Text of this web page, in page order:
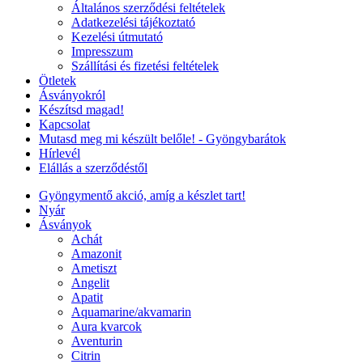
Általános szerződési feltételek
Adatkezelési tájékoztató
Kezelési útmutató
Impresszum
Szállítási és fizetési feltételek
Ötletek
Ásványokról
Készítsd magad!
Kapcsolat
Mutasd meg mi készült belőle! - Gyöngybarátok
Hírlevél
Elállás a szerződéstől
Gyöngymentő akció, amíg a készlet tart!
Nyár
Ásványok
Achát
Amazonit
Ametiszt
Angelit
Apatit
Aquamarine/akvamarin
Aura kvarcok
Aventurin
Citrin